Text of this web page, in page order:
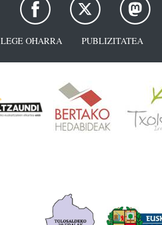
LEGE OHARRA PUBLIZITATEA